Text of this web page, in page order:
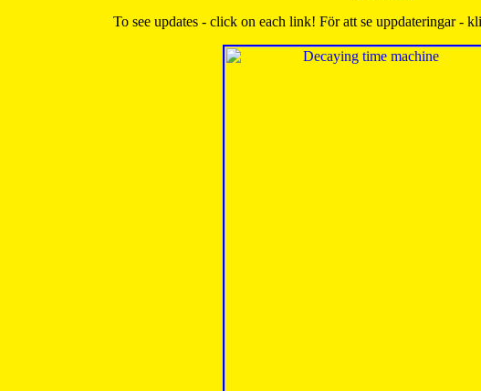
To see updates - click on each link! För att se uppdateringar -